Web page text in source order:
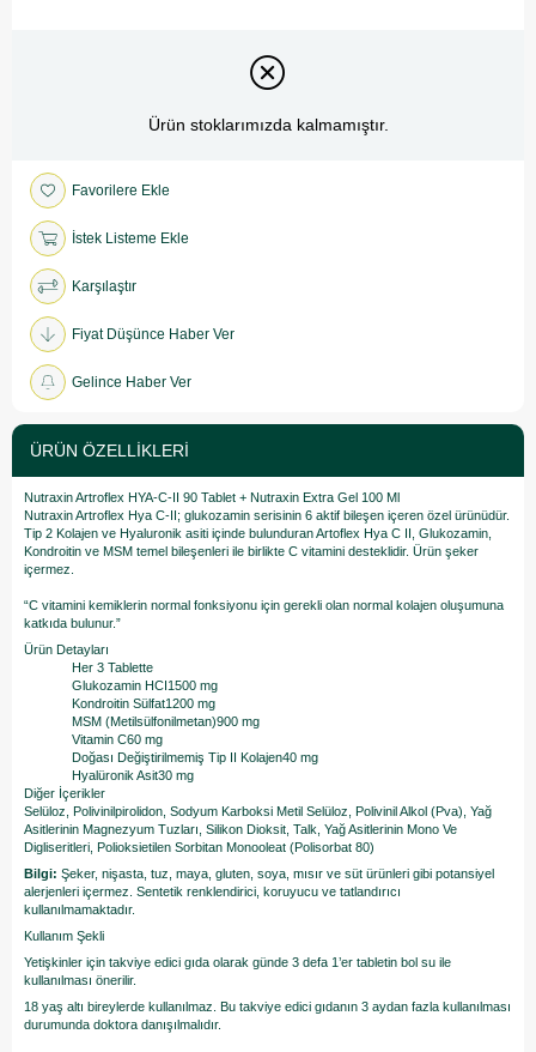
Ürün stoklarımızda kalmamıştır.
Favorilere Ekle
İstek Listeme Ekle
Karşılaştır
Fiyat Düşünce Haber Ver
Gelince Haber Ver
ÜRÜN ÖZELLIKLERI
Nutraxin Artroflex HYA-C-II 90 Tablet + Nutraxin Extra Gel 100 Ml
Nutraxin Artroflex Hya C-II; glukozamin serisinin 6 aktif bileşen içeren özel ürünüdür.
Tip 2 Kolajen ve Hyaluronik asiti içinde bulunduran Artoflex Hya C II, Glukozamin,
Kondroitin ve MSM temel bileşenleri ile birlikte C vitamini desteklidir. Ürün şeker
içermez.
“C vitamini kemiklerin normal fonksiyonu için gerekli olan normal kolajen oluşumuna
katkıda bulunur.”
Ürün Detayları
Her 3 Tablette
Glukozamin HCI1500 mg
Kondroitin Sülfat1200 mg
MSM (Metilsülfonilmetan)900 mg
Vitamin C60 mg
Doğası Değiştirilmemiş Tip II Kolajen40 mg
Hyalüronik Asit30 mg
Diğer İçerikler
Selüloz, Polivinilpirolidon, Sodyum Karboksi Metil Selüloz, Polivinil Alkol (Pva), Yağ
Asitlerinin Magnezyum Tuzları, Silikon Dioksit, Talk, Yağ Asitlerinin Mono Ve
Digliseritleri, Polioksietilen Sorbitan Monooleat (Polisorbat 80)
Bilgi: Şeker, nişasta, tuz, maya, gluten, soya, mısır ve süt ürünleri gibi potansiyel
alerjenleri içermez. Sentetik renklendirici, koruyucu ve tatlandırıcı
kullanılmamaktadır.
Kullanım Şekli
Yetişkinler için takviye edici gıda olarak günde 3 defa 1’er tabletin bol su ile
kullanılması önerilir.
18 yaş altı bireylerde kullanılmaz. Bu takviye edici gıdanın 3 aydan fazla kullanılması
durumunda doktora danışılmalıdır.